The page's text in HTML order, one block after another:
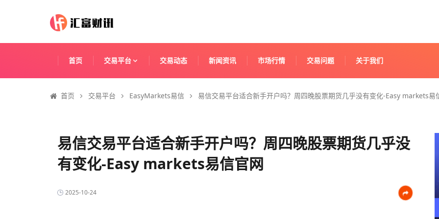
首页 交易平台 交易动态 新闻资讯 市场行情 交易问题 关于我们
首页 交易平台 EasyMarkets易信 易信交易平台适合新手开户吗？周四晚股票期货几乎没有变化-Easy markets易
易信交易平台适合新手开户吗？周四晚股票期货几乎没
有变化-Easy markets易信官网
2025-10-24